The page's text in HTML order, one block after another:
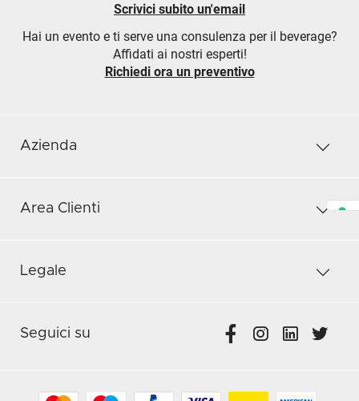
Scrivici subito un'email
Hai un evento e ti serve una consulenza per il beverage?
Affidati ai nostri esperti!
Richiedi ora un preventivo
Azienda
Area Clienti
Legale
Seguici su